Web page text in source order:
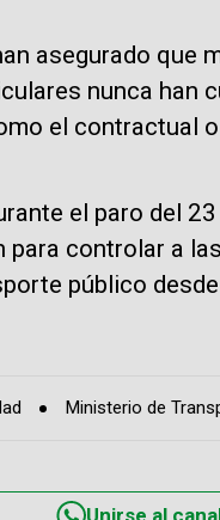
asegurado que
nunca han
el contractual
el paro del
para controlar a
público
Ministerio de